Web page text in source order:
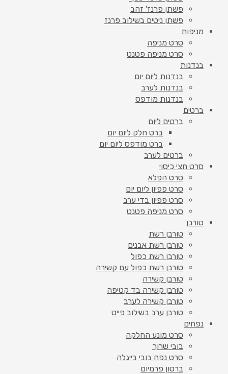
פשתן פרנז' זהב
פשתן ניטים בשילוב פרנז
מניפות
סרט מניפה
סרט מניפה פטנט
בנדנות
בנדנות ליום יום
בנדנות לערב
בנדנות מודפס
ברטים
ברטים ליום
ברט חלק ליום יום
ברט מודפס ליום יום
ברטים לערב
סרט חצי כיסוי
סרט הפלא
סרט פפיון ליום יום
סרט פפיון בדי ערב
סרט מניפה פטנט
טורבן
טורבן רשת
טורבן רשת אבנים
טורבן רשת כפול
טורבן רשת כפול עם קשירה
טורבן קשירה
טורבן קשירה בד קטיפה
טורבן קשירה לערב
טורבן ערב בשילוב פייט
נפחים
סרט מונע החלקה
בובי שרוך
סרט נפח בובי בייגלה
ברטון פרמיום